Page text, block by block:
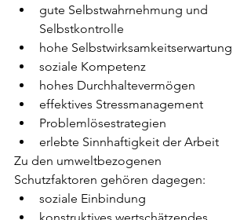
gute Selbstwahrnehmung und
Selbstkontrolle
hohe Selbstwirksamkeitserwartung
soziale Kompetenz
hohes Durchhaltevermögen
effektives Stressmanagement
Problemlösestrategien
erlebte Sinnhaftigkeit der Arbeit
Zu den umweltbezogenen
Schutzfaktoren gehören dagegen:
soziale Einbindung